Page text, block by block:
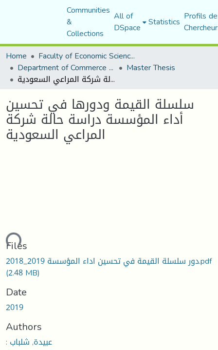
Communities
&
Collections
All of
DSpace Statistics Profils
Home
Faculty of Economic Sciences, Commerce and Management Sciences
Department of Commerce Science Master Thesis
سلسلة القيمة ودورها في تحسين أداء المؤسسة دراسة حالة شركة المراعي السعودية
سلسلة القيمة ودورها في تحسين
أداء المؤسسة دراسة حالة شركة
المراعي السعودية
Files
دور سلسلة القيمة في تحسين اداء المؤسسة 2019_2018.pdf
(2.48 MB)
Date
2019
Authors
: عبيدة, شلباب